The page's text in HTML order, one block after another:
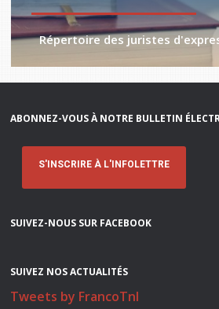
Répertoire des juristes
ABONNEZ-VOUS À NOTRE BULLETIN
S'INSCRIRE À L'INFOLETTRE
SUIVEZ-NOUS SUR FACEBOOK
SUIVEZ NOS ACTUALITÉS
Tweets by FrancoTnl